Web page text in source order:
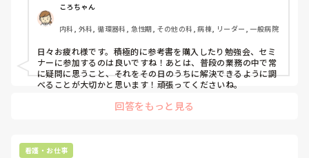
ぜひ教えてほしいです！よろしくお願いします。
ころちゃん
内科, 外科, 循環器科, 急性期, その他の科, 病棟, リーダー, 一般病院
日々お疲れ様です。積極的に参考書を購入したり勉強会、セミ
ナーに参加するのは良いですね！あとは、普段の業務の中で常
に疑問に思うこと、それをその日のうちに解決できるように調
べることが大切かと思います！頑張ってくださいね。
回答をもっと見る
看護・お仕事